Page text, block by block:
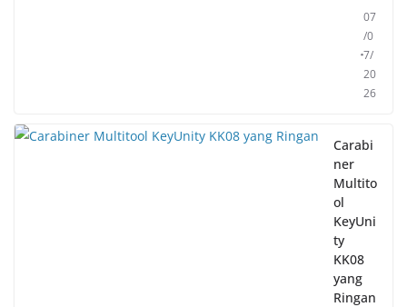
07
/0
7/
20
26
Carabi
ner
Multito
ol
KeyUni
ty
KK08
yang
Ringan